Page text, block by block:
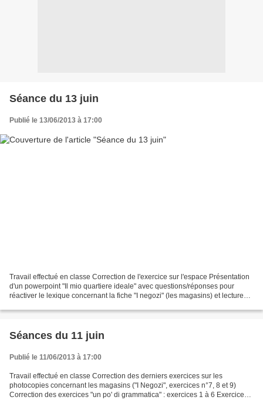
Séance du 13 juin
Publié le 13/06/2013 à 17:00
Travail effectué en classe Correction de l'exercice sur l'espace Présentation
d'un powerpoint "Il mio quartiere ideale" avec questions/réponses pour
réactiver le lexique concernant la fiche "I negozi" (les magasins) et lecture
Séances du 11 juin
Publié le 11/06/2013 à 17:00
Travail effectué en classe Correction des derniers exercices sur les
photocopies concernant les magasins ("I Negozi", exercices n°7, 8 et 9)
Correction des exercices "un po' di grammatica" : exercices 1 à 6 Exercices